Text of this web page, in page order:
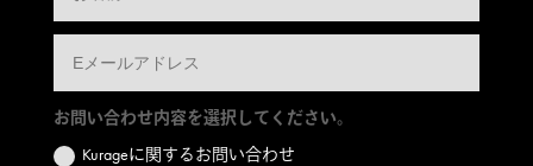
お問い合わせ内容を選択してください。
Kurageに関するお問い合わせ